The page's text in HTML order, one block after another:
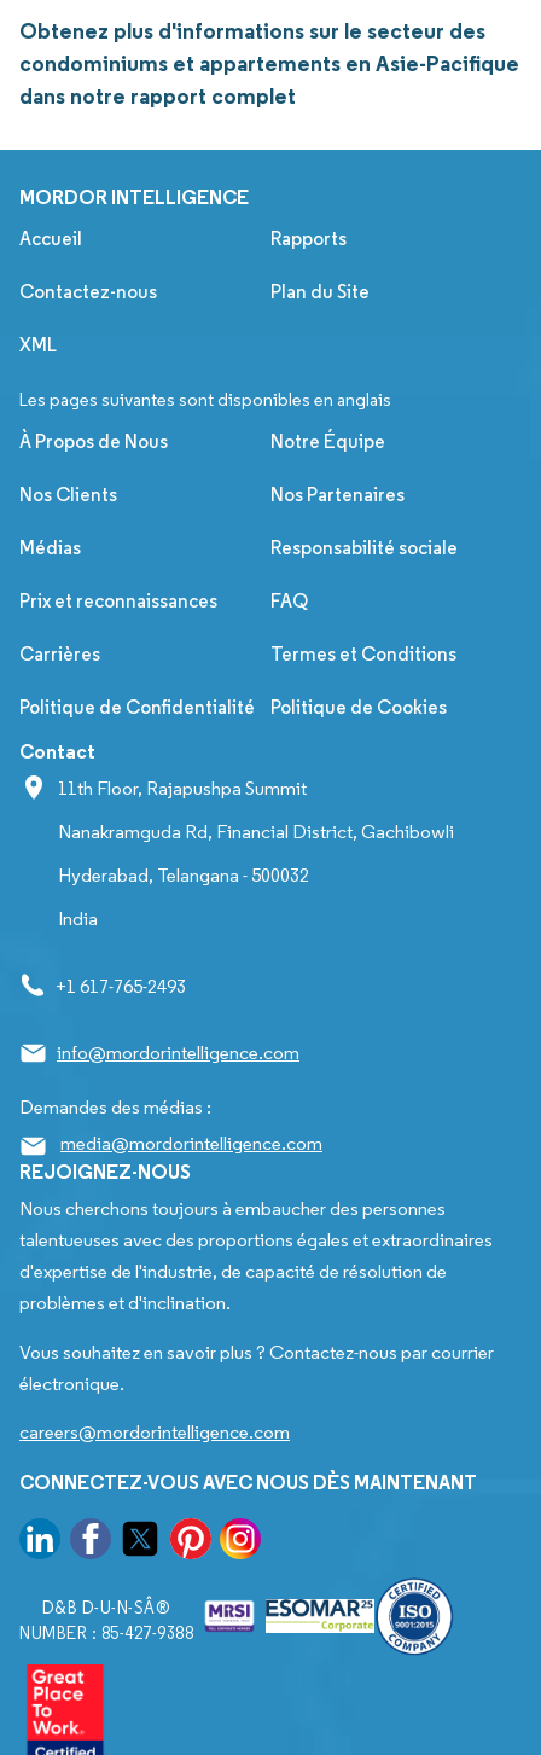
Obtenez plus d'informations sur le secteur des
condominiums et appartements en Asie-Pacifique
dans notre rapport complet
MORDOR INTELLIGENCE
Accueil Rapports
Contactez-nous Plan du Site
XML
Les pages suivantes sont disponibles en anglais
À Propos de Nous Notre Équipe
Nos Clients Nos Partenaires
Médias Responsabilité sociale
Prix et reconnaissances FAQ
Carrières Termes et Conditions
Politique de Confidentialité Politique de Cookies
Contact
11th Floor, Rajapushpa Summit
Nanakramguda Rd, Financial District, Gachibowli
Hyderabad, Telangana - 500032
India
+1 617-765-2493
info@mordorintelligence.com
Demandes des médias :
media@mordorintelligence.com
REJOIGNEZ-NOUS
Nous cherchons toujours à embaucher des personnes
talentueuses avec des proportions égales et extraordinaires
d'expertise de l'industrie, de capacité de résolution de
problèmes et d'inclination.
Vous souhaitez en savoir plus ? Contactez-nous par courrier
électronique.
careers@mordorintelligence.com
CONNECTEZ-VOUS AVEC NOUS DÈS MAINTENANT
D&B D-U-N-SÂ®
NUMBER : 85-427-9388